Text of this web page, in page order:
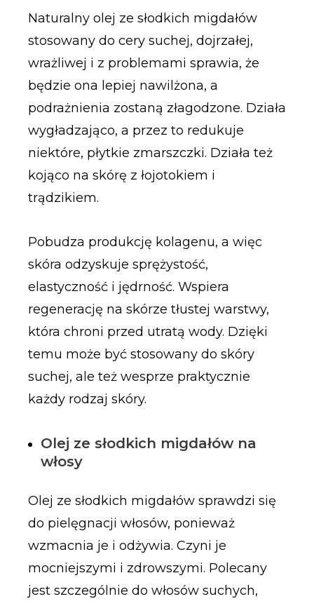
Naturalny olej ze słodkich migdałów
stosowany do cery suchej, dojrzałej,
wrażliwej i z problemami sprawia, że
będzie ona lepiej nawilżona, a
podrażnienia zostaną złagodzone. Działa
wygładzająco, a przez to redukuje
niektóre, płytkie zmarszczki. Działa też
kojąco na skórę z łojotokiem i
trądzikiem.
Pobudza produkcję kolagenu, a więc
skóra odzyskuje sprężystość,
elastyczność i jędrność. Wspiera
regenerację na skórze tłustej warstwy,
która chroni przed utratą wody. Dzięki
temu może być stosowany do skóry
suchej, ale też wesprze praktycznie
każdy rodzaj skóry.
Olej ze słodkich migdałów na
włosy
Olej ze słodkich migdałów sprawdzi się
do pielęgnacji włosów, ponieważ
wzmacnia je i odżywia. Czyni je
mocniejszymi i zdrowszymi. Polecany
jest szczególnie do włosów suchych,